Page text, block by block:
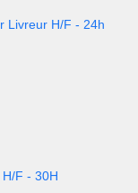
Livreur H/F - 24h
F - 30H